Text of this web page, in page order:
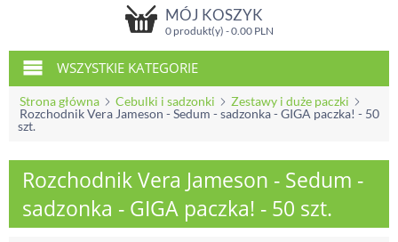
MÓJ KOSZYK
0 produkt(y) -0.00PLN
WSZYSTKIE KATEGORIE
Strona główna Cebulki i sadzonki
Zestawy i duże paczki
Rozchodnik Vera Jameson - Sedum - sadzonka - GIGA paczka! - 50
szt.
Rozchodnik Vera Jameson - Sedum -
sadzonka - GIGA paczka! - 50 szt.